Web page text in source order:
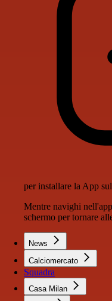
per installare la App
Mentre navighi
schermo per tornare
News
Calciomercato
Squadra
Casa Milan